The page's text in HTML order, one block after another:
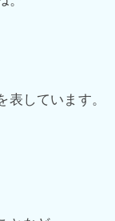
しています。